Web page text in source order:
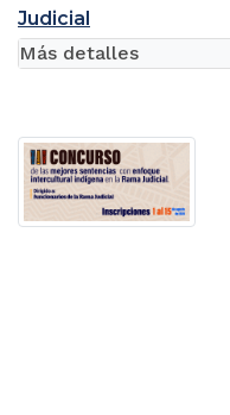
Judicial
Más detalles